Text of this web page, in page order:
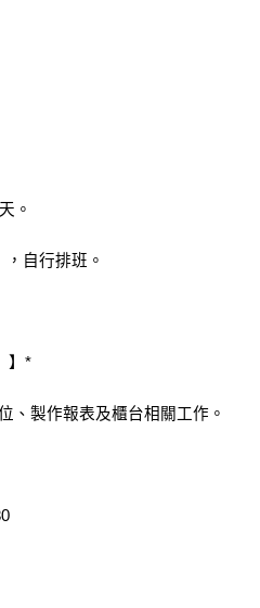
。
自行排班。
】*
、製作報表及櫃台相關工作。